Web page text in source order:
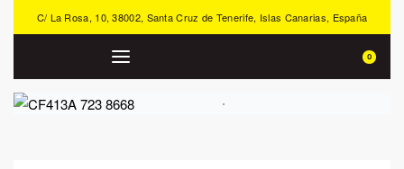
C/ La Rosa, 10, 38002, Santa Cruz de Tenerife, Islas Canarias, España
0